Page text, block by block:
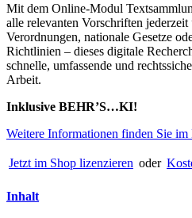
Mit dem Online-Modul
alle relevanten Vorschriften
Verordnungen, nationale Gesetze
Richtlinien – dieses digitale
schnelle, umfassende und
Arbeit.
Inklusive BEHR’S…KI!
Weitere Informationen finden Sie
Jetzt im Shop lizenzieren oder
Inhalt